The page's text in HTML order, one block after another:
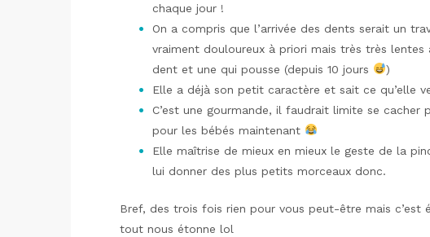
chaque jour !
On a compris que l’arrivée des dents serait un
vraiment douloureux à priori mais très très
dent et une qui pousse (depuis 10 jours
)
Elle a déjà son petit caractère et sait ce qu’elle
C’est une gourmande, il faudrait limite se cacher
pour les bébés maintenant
Elle maîtrise de mieux en mieux le geste de la
lui donner des plus petits morceaux donc.
Bref, des trois fois rien pour vous peut-être mais c’est
tout nous étonne lol